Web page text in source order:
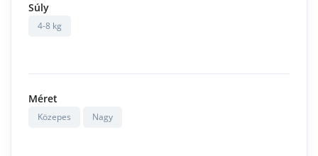
Súly
4-8 kg
Méret
Közepes Nagy